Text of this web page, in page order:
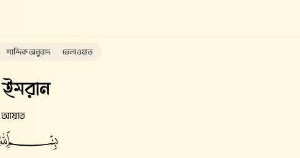
শাব্দিক অনুবাদ তেলাওয়াত
আয়াত